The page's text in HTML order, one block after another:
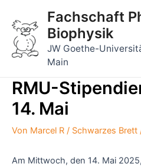
Inhalt
springen
Fachschaft
Biophysik
JW Goethe-
Main
RMU-
14. Mai
Von Marcel R / Schwarzes Brett
Am Mittwoch, den 14. Mai